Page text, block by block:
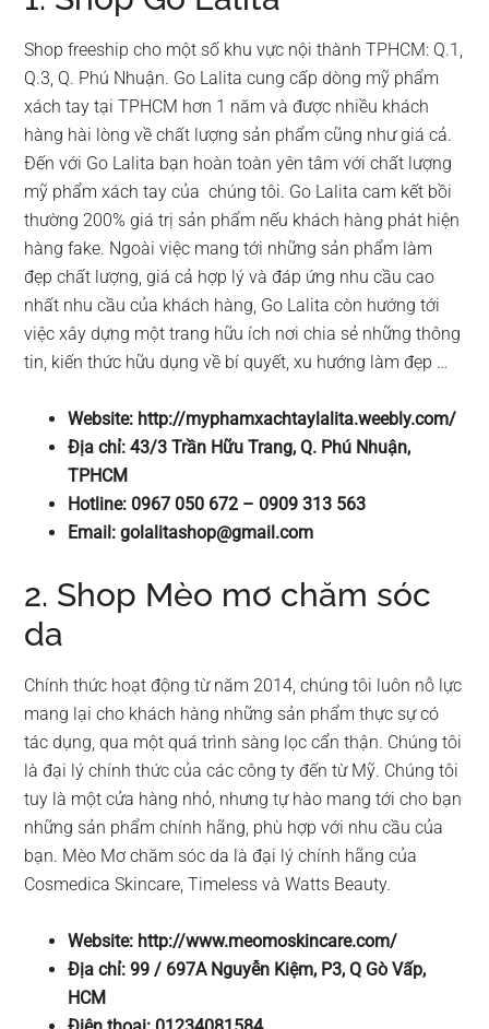
Shop freeship cho một số khu vực nội thành TPHCM: Q.1,
Q.3, Q. Phú Nhuận. Go Lalita cung cấp dòng mỹ phẩm
xách tay tại TPHCM hơn 1 năm và được nhiều khách
hàng hài lòng về chất lượng sản phẩm cũng như giá cả.
Đến với Go Lalita bạn hoàn toàn yên tâm với chất lượng
mỹ phẩm xách tay của chúng tôi. Go Lalita cam kết bồi
thường 200% giá trị sản phẩm nếu khách hàng phát hiện
hàng fake. Ngoài việc mang tới những sản phẩm làm
đẹp chất lượng, giá cả hợp lý và đáp ứng nhu cầu cao
nhất nhu cầu của khách hàng, Go Lalita còn hướng tới
việc xây dựng một trang hữu ích nơi chia sẻ những thông
tin, kiến thức hữu dụng về bí quyết, xu hướng làm đẹp …
Website: http://myphamxachtaylalita.weebly.com/
Địa chỉ: 43/3 Trần Hữu Trang, Q. Phú Nhuận,
TPHCM
Hotline: 0967 050 672 – 0909 313 563
Email:golalitashop@gmail.com
2. Shop Mèo mơ chăm sóc
da
Chính thức hoạt động từ năm 2014, chúng tôi luôn nỗ lực
mang lại cho khách hàng những sản phẩm thực sự có
tác dụng, qua một quá trình sàng lọc cẩn thận. Chúng tôi
là đại lý chính thức của các công ty đến từ Mỹ. Chúng tôi
tuy là một cửa hàng nhỏ, nhưng tự hào mang tới cho bạn
những sản phẩm chính hãng, phù hợp với nhu cầu của
bạn. Mèo Mơ chăm sóc da là đại lý chính hãng của
Cosmedica Skincare, Timeless và Watts Beauty.
Website: http://www.meomoskincare.com/
Địa chỉ: 99 / 697A Nguyễn Kiệm, P3, Q Gò Vấp,
HCM